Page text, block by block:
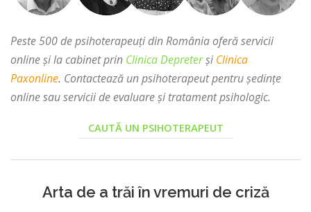
Peste 500 de psihoterapeuți din România oferă servicii
online și la cabinet prin Clinica Depreterși Clinica
Paxonline. Contactează un psihoterapeut pentru ședințe
online sau servicii de evaluare și tratament psihologic.
CAUTĂ UN PSIHOTERAPEUT
Arta de a trăi în vremuri de criză